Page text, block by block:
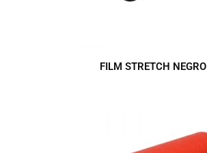
FILM STRETCH NEGRO